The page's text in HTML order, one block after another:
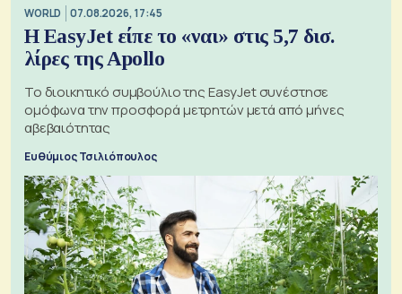
WORLD 07.08.2026, 17:45
Η EasyJet είπε το «ναι» στις 5,7 δισ.
λίρες της Apollo
Το διοικητικό συμβούλιο της EasyJet συνέστησε
ομόφωνα την προσφορά μετρητών μετά από μήνες
αβεβαιότητας
Ευθύμιος Τσιλιόπουλος